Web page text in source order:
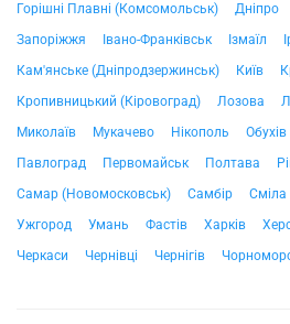
Горішні Плавні (Комсомольськ)
Дніпро
Запоріжжя
Івано-Франківськ Ізмаїл
Кам'янське (Дніпродзержинськ)
Київ
Кропивницький (Кіровоград)
Лозова
Миколаїв
Мукачево Нікополь Обухів
Павлоград
Первомайськ Полтава
Самар (Новомосковськ)
Самбір Сміла
Ужгород
Умань Фастів Харків
Черкаси
Чернівці Чернігів